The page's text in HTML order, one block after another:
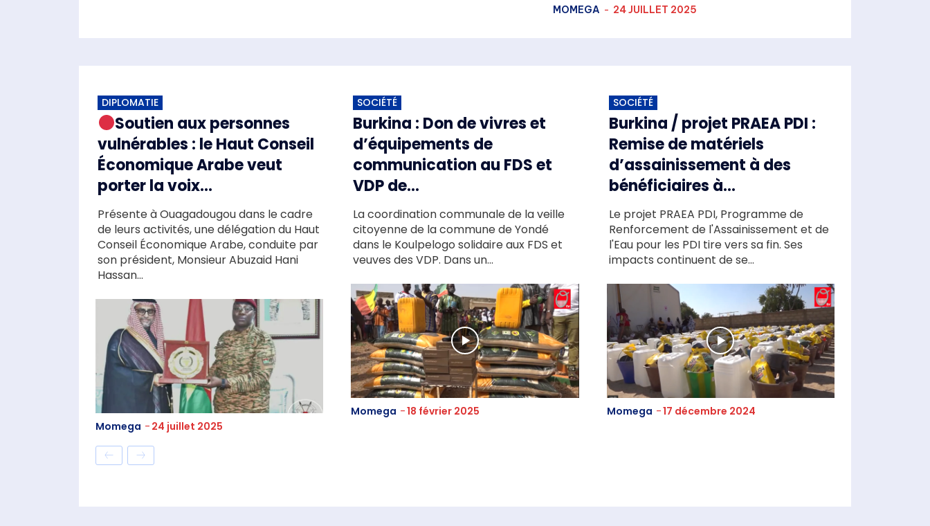
MOMEGA - 24 JUILLET 2025
DIPLOMATIE
Soutien aux personnes
vulnérables : le Haut Conseil
Économique Arabe veut
porter la voix...
Présente à Ouagadougou dans le cadre
de leurs activités, une délégation du Haut
Conseil Économique Arabe, conduite par
son président, Monsieur Abuzaid Hani
Hassan...
Momega - 24 juillet 2025
SOCIÉTÉ
Burkina : Don de vivres et
d’équipements de
communication au FDS et
VDP de...
La coordination communale de la veille
citoyenne de la commune de Yondé
dans le Koulpelogo solidaire aux FDS et
veuves des VDP. Dans un...
Momega -18 février 2025
SOCIÉTÉ
Burkina / projet PRAEA PDI :
Remise de matériels
d’assainissement à des
bénéficiaires à...
Le projet PRAEA PDI, Programme de
Renforcement de l'Assainissement et de
l'Eau pour les PDI tire vers sa fin. Ses
impacts continuent de se...
Momega -17 décembre 2024